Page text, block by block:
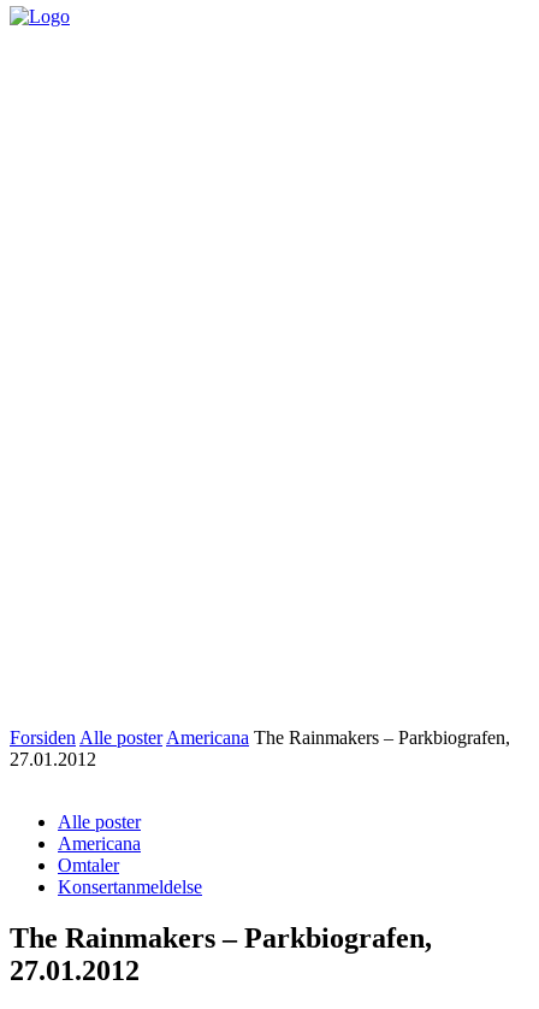
Forsiden Alle poster Americana The Rainmakers – Parkbiografen,
27.01.2012
Alle poster
Americana
Omtaler
Konsertanmeldelse
The Rainmakers – Parkbiografen,
27.01.2012